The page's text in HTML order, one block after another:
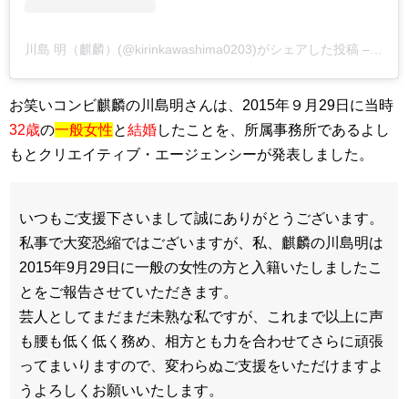
お笑いコンビ麒麟の川島明さんは、2015年９月29日に当時
32歳の一般女性と結婚したことを、所属事務所であるよし
もとクリエイティブ・エージェンシーが発表しました。
いつもご支援下さいまして誠にありがとうございます。
私事で大変恐縮ではございますが、私、麒麟の川島明は
2015年9月29日に一般の女性の方と入籍いたしましたこ
とをご報告させていただきます。
芸人としてまだまだ未熟な私ですが、これまで以上に声
も腰も低く低く務め、相方とも力を合わせてさらに頑張
ってまいりますので、変わらぬご支援をいただけますよ
うよろしくお願いいたします。